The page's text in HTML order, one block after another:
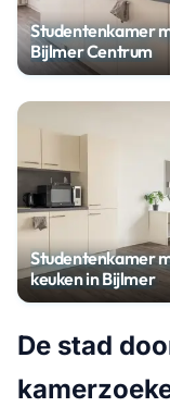
Studentenkamer
Bijlmer Centrum
Studentenkamer
keuken in Bijlmer
De stad